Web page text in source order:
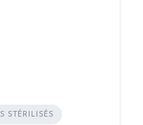
STÉRILISÉS